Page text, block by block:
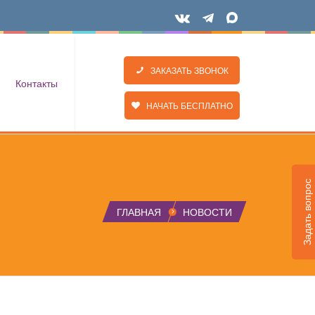
Контакты
ЗАКАЗАТЬ ЗВОНОК
НАЧАТЬ БЕСПЛАТНО
ГЛАВНАЯ НОВОСТИ Задать вопрос